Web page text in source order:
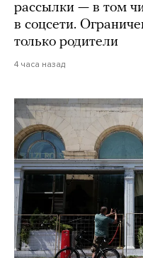
рассылки — в том
в соцсети.
только родители
4 часа назад